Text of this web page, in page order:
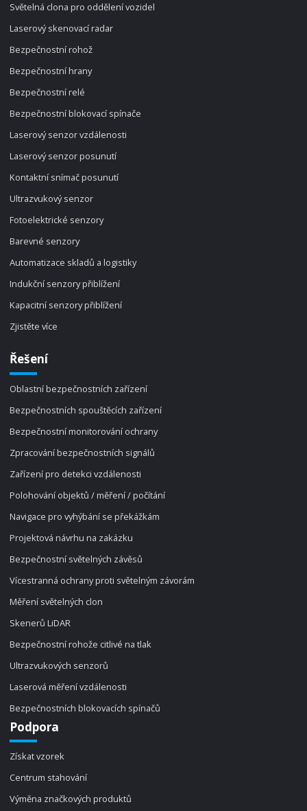
Světelná clona pro oddělení vozidel
Laserový skenovací radar
Bezpečnostní rohož
Bezpečnostní hrany
Bezpečnostní relé
Bezpečnostní blokovací spínače
Laserový senzor vzdálenosti
Laserový senzor posunutí
Kontaktní snímač posunutí
Ultrazvukový senzor
Fotoelektrické senzory
Barevné senzory
Automatizace skladů a logistiky
Indukční senzory přiblížení
Kapacitní senzory přiblížení
Zjistěte více
Řešení
Oblastní bezpečnostních zařízení
Bezpečnostních spouštěcích zařízení
Bezpečnostní monitorování ochrany
Zpracování bezpečnostních signálů
Zařízení pro detekci vzdálenosti
Polohování objektů / měření / počítání
Navigace pro vyhýbání se překážkám
Projektová návrhu na zakázku
Bezpečnostní světelných závěsů
Vícestranná ochrany proti světelným závorám
Měření světelných clon
Skenerů LiDAR
Bezpečnostní rohože citlivé na tlak
Ultrazvukových senzorů
Laserová měření vzdálenosti
Bezpečnostních blokovacích spínačů
Podpora
Získat vzorek
Centrum stahování
Výměna značkových produktů